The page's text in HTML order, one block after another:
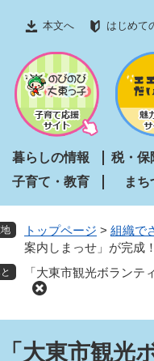
本文へ はじめて
暮らしの情報 税・保
子育て・教育
まち
トップページ > 組織で
案内しまっせ」が完成
「大東市観光ボラン
「大東市観